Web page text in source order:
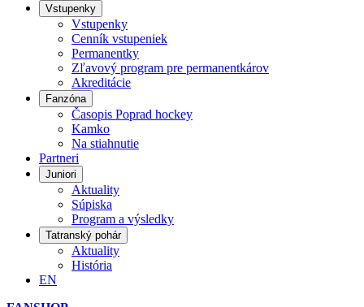
Vstupenky
Vstupenky
Cenník vstupeniek
Permanentky
Zľavový program pre permanentkárov
Akreditácie
Fanzóna
Časopis Poprad hockey
Kamko
Na stiahnutie
Partneri
Juniori
Aktuality
Súpiska
Program a výsledky
Tatranský pohár
Aktuality
História
EN